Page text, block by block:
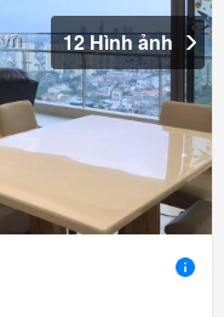
12 Hình ảnh